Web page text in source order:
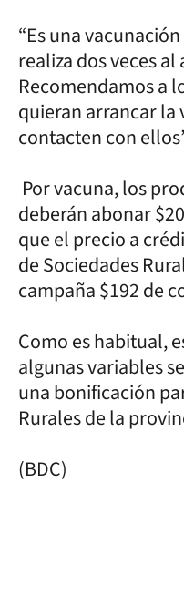
“Es una
realiza dos veces
Recomendamos a
quieran arrancar la
contacten con
Por vacuna, los
deberán abonar
que el precio a
de Sociedades
campaña $192 de
Como es habitual,
algunas variables
una bonificación
Rurales de la
(BDC)